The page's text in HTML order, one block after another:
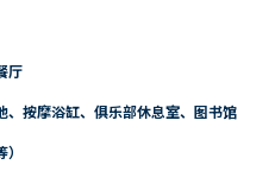
厅
按摩浴缸、俱乐部休息室、图书馆